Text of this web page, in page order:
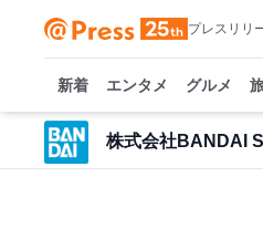
プレスリリ
新着 エンタメ グルメ
株式会社BANDAI